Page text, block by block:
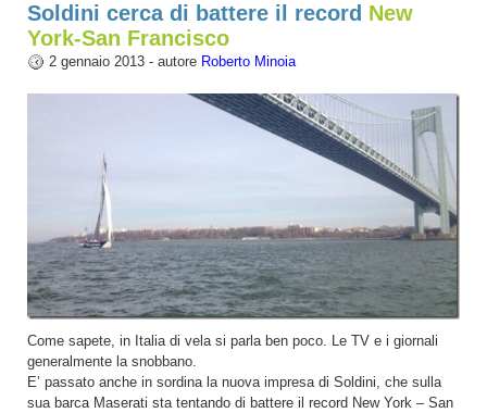
Soldini cerca di battere il record New
York-San Francisco
2 gennaio 2013 - autore Roberto Minoia
Come sapete, in Italia di vela si parla ben poco. Le TV e i giornali
generalmente la snobbano.
E’ passato anche in sordina la nuova impresa di Soldini, che sulla
sua barca Maserati sta tentando di battere il record New York – San